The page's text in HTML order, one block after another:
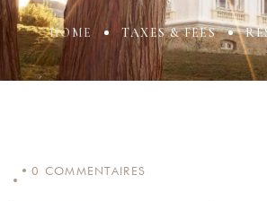
HOME TAXES & FEES
0 COMMENTAIRES